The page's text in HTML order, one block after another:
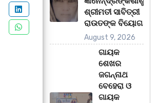
ଶ୍ରୀମତୀ ସାବିତ୍ରୀ
ରାଉତଙ୍କ ବିୟୋଗ
August 9, 2026
ଗାୟକ
ଶେଖର
ଜଗନ୍ନାଥ
ବେହେରା ଓ
ଗାୟକ